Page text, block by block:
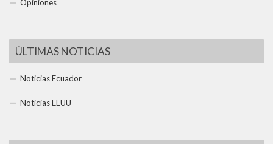
Opiniones
ÚLTIMAS NOTICIAS
Noticias Ecuador
Noticias EEUU